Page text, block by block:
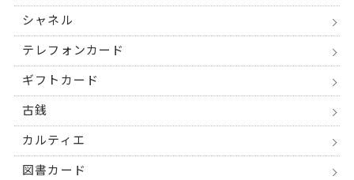
シャネル
テレフォンカード
ギフトカード
古銭
カルティエ
図書カード